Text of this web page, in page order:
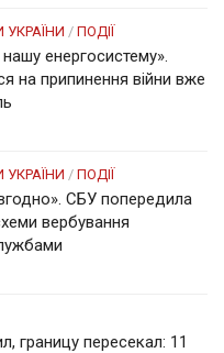
/ ПОДІЇ
енергосистему».
на припинення війни вже
/ ПОДІЇ
СБУ попередила
вербування
границу пересекал: 11